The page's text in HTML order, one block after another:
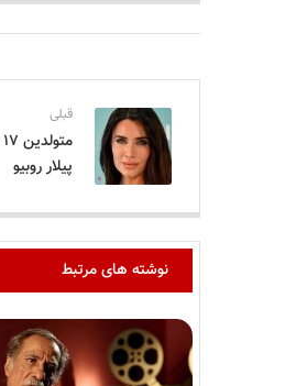
قبلی
پیلار روبیو
نوشته های مرتبط